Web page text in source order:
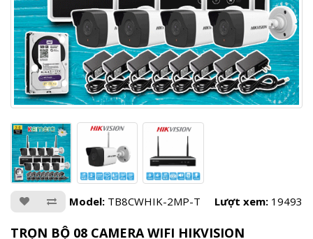
Model: TB8CWHIK-2MP-T Lượt xem: 19493
TRỌN BỘ 08 CAMERA WIFI HIKVISION